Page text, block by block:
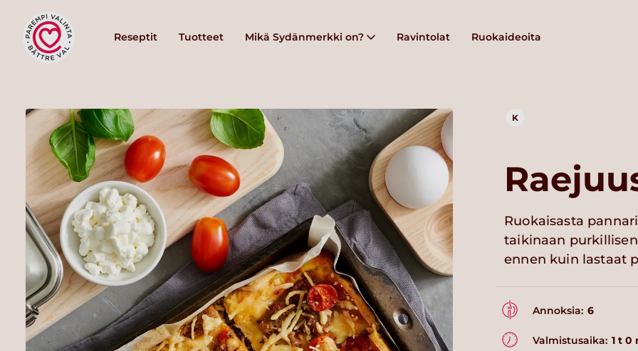
Reseptit Tuotteet Mikä Sydänmerkki on? Ravintolat Ruokaideoita
K
Ruokaisasta
taikinaan
ennen kuin lastaat
Annoksia: 6
Valmistusaika: 1 t 0